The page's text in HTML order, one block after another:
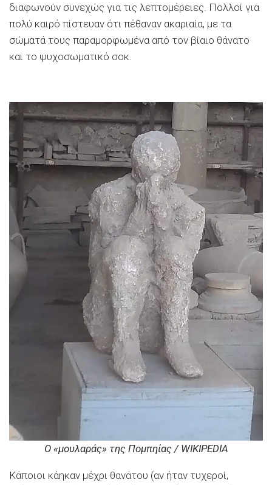
διαφωνούν συνεχώς για τις λεπτομέρειες. Πολλοί για
πολύ καιρό πίστευαν ότι πέθαναν ακαριαία, με τα
σώματά τους παραμορφωμένα από τον βίαιο θάνατο
και το ψυχοσωματικό σοκ.
Ο «μουλαράς» της Πομπηίας / WIKIPEDIA
Κάποιοι κάηκαν μέχρι θανάτου (αν ήταν τυχεροί,